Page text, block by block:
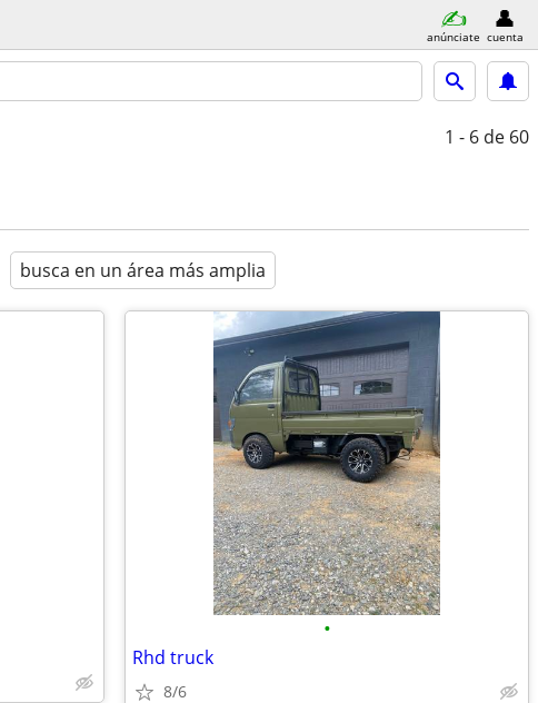
anúnciate cuenta
1 - 6 de 60
busca en un área más amplia
•
Rhd truck
8/6